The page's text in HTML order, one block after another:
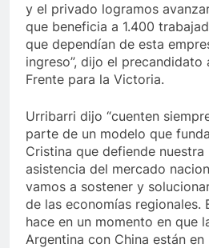
y el privado logramos
que beneficia a 1.400
que dependían de esta
ingreso”, dijo el
Frente para la Victoria.
Urribarri dijo “cuenten
parte de un modelo que
Cristina que defiende
asistencia del mercado
vamos a sostener y
de las economías regionales.
hace en un momento en que
Argentina con China están en